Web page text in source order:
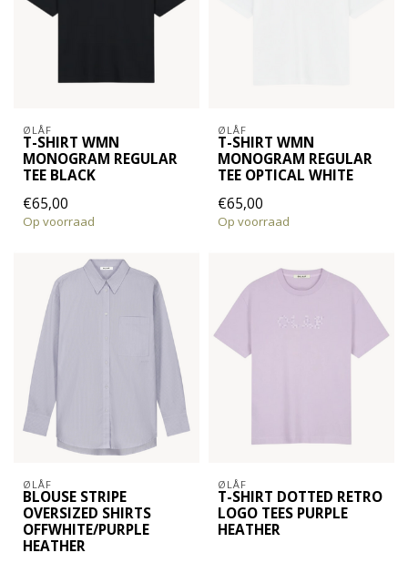
ØLÅF
T-SHIRT WMN
MONOGRAM REGULAR
TEE BLACK
€65,00
Op voorraad
ØLÅF
T-SHIRT WMN
MONOGRAM REGULAR
TEE OPTICAL WHITE
€65,00
Op voorraad
ØLÅF
BLOUSE STRIPE
OVERSIZED SHIRTS
OFFWHITE/PURPLE
HEATHER
ØLÅF
T-SHIRT DOTTED RETRO
LOGO TEES PURPLE
HEATHER